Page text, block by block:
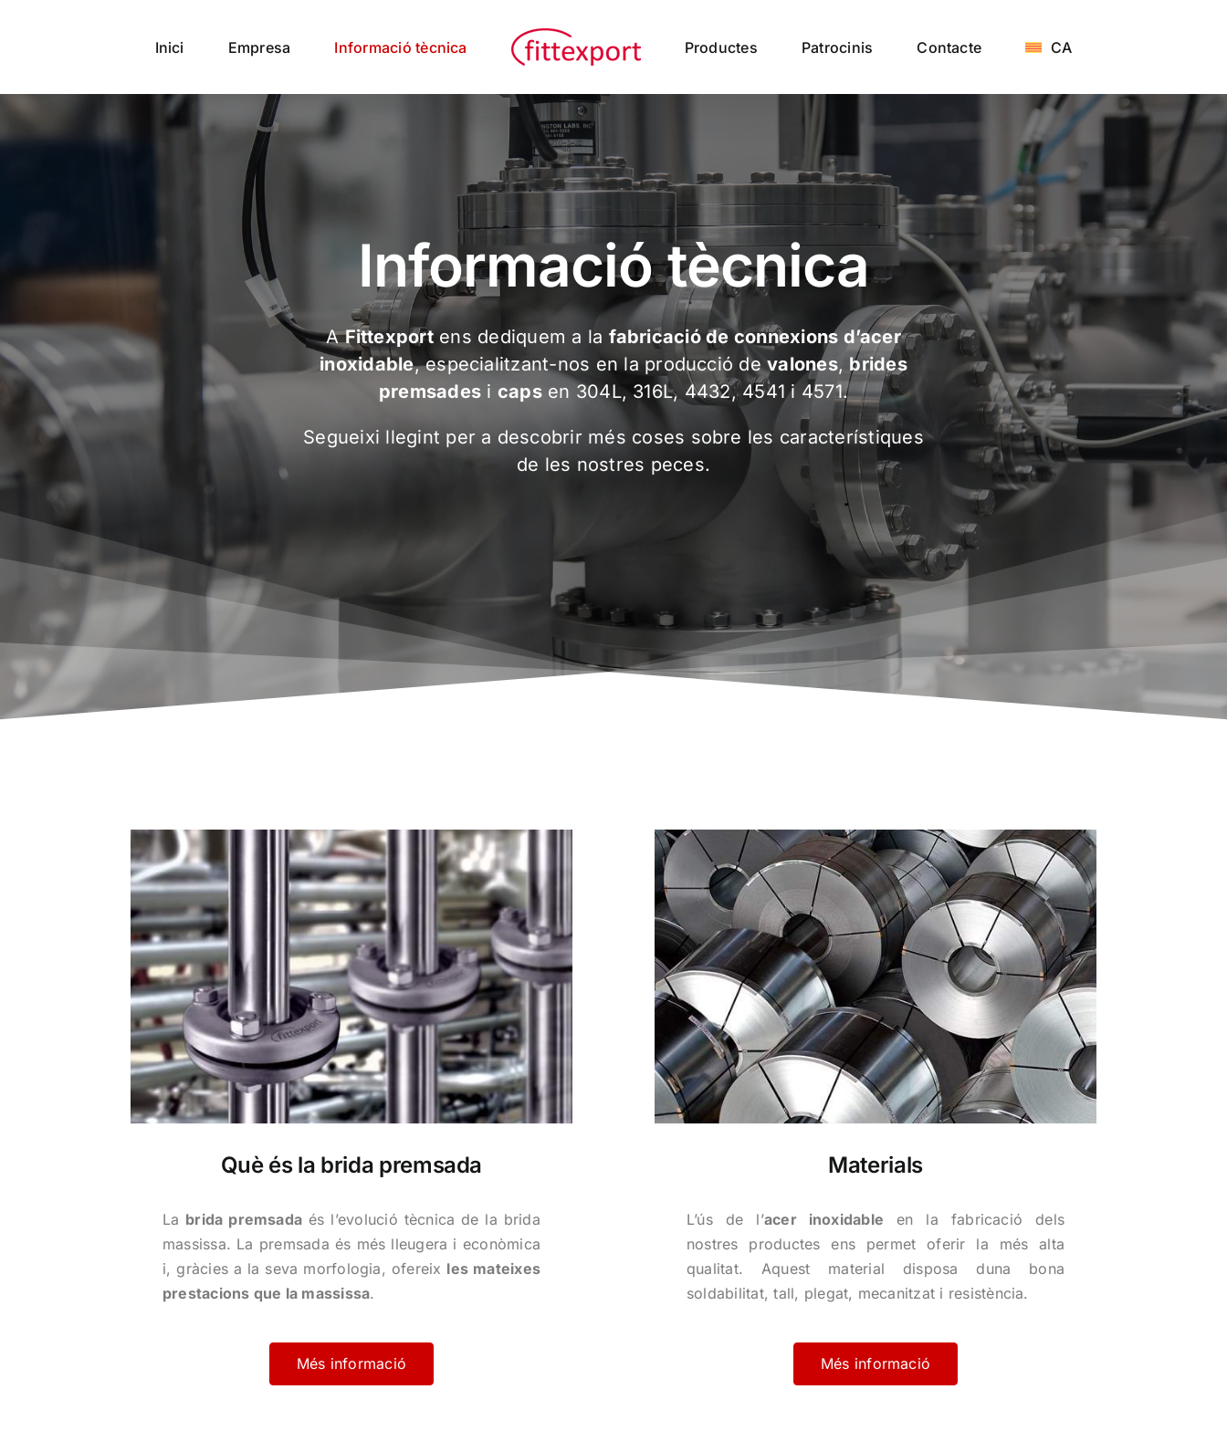
Inici Empresa Informació tècnica Productes Patrocinis Contacte CA
Informació tècnica
AFittexportens dediquem a la fabricació de connexions d’acer
inoxidable, especialitzant-nos en la producció devalones, brides
premsades i capsen 304L, 316L, 4432, 4541 i 4571.
Segueixi llegint per a descobrir més coses sobre les característiques
de les nostres peces.
Què és la brida premsada
La brida premsada és l’evolució tècnica de la brida
massissa. La premsada és més lleugera i econòmica
i, gràcies a la seva morfologia, ofereix les mateixes
prestacions que la massissa.
Més informació
Materials
L’ús de l’acer inoxidable en la fabricació dels
nostres productes ens permet oferir la més alta
qualitat. Aquest material disposa duna bona
soldabilitat, tall, plegat, mecanitzat i resistència.
Més informació